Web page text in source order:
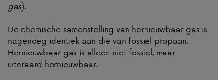
gas).
De chemische samenstelling van hernieuwbaar gas is
nagenoeg identiek aan die van fossiel propaan.
Hernieuwbaar gas is alleen niet fossiel, maar
uiteraard hernieuwbaar.